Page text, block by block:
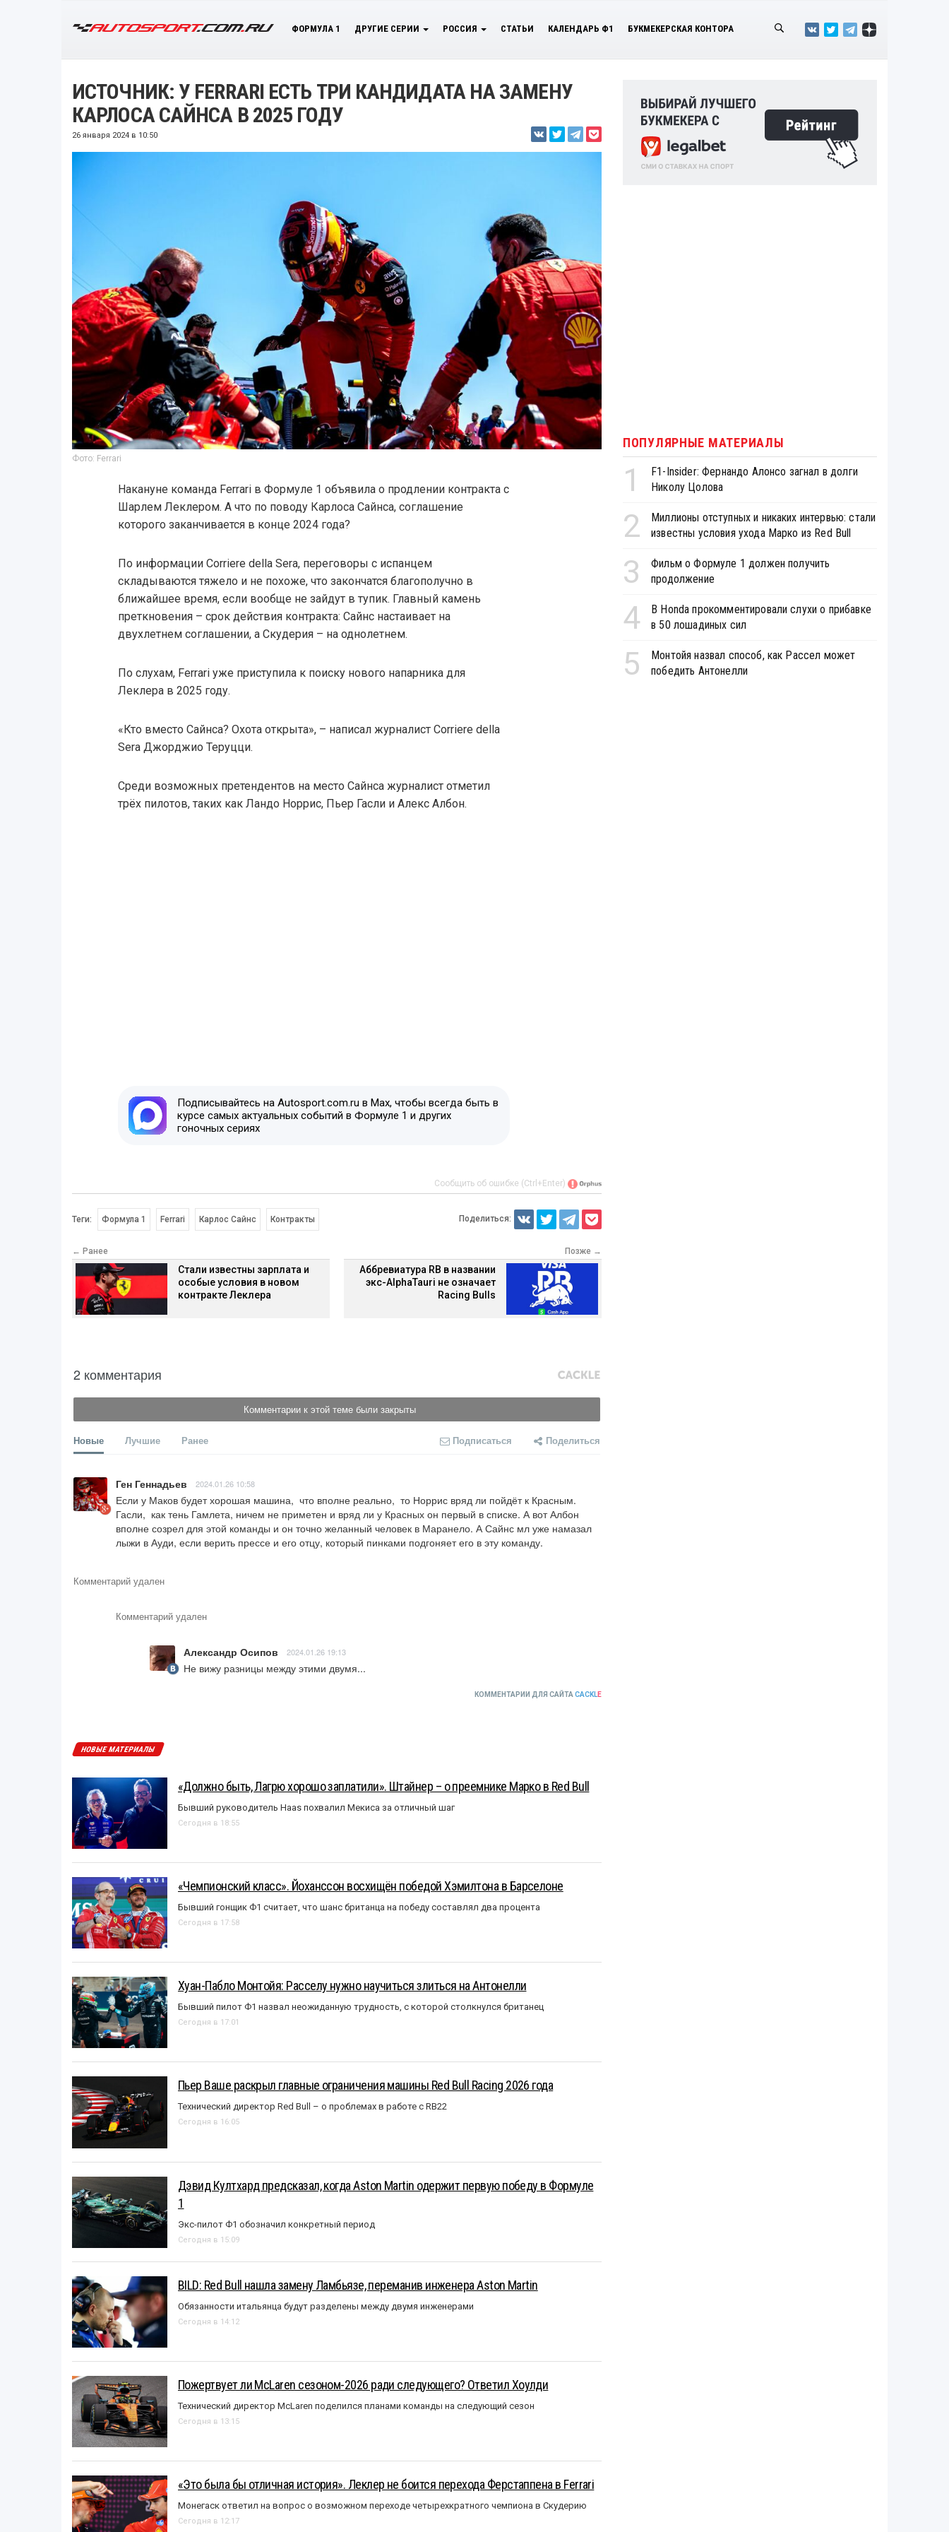
ФОРМУЛА 1 ДРУГИЕ СЕРИИ РОССИЯ СТАТЬИ КАЛЕНДАРЬ Ф1 БУКМЕКЕРСКАЯ КОНТОРА
ИСТОЧНИК: У FERRARI ЕСТЬ ТРИ КАНДИДАТА НА ЗАМЕНУ
КАРЛОСА САЙНСА В 2025 ГОДУ
26 января 2024 в 10:50
Фото: Ferrari
Накануне команда Ferrari в Формуле 1 объявила о продлении контракта с
Шарлем Леклером. А что по поводу Карлоса Сайнса, соглашение
которого заканчивается в конце 2024 года?
По информации Corriere della Sera, переговоры с испанцем
складываются тяжело и не похоже, что закончатся благополучно в
ближайшее время, если вообще не зайдут в тупик. Главный камень
преткновения – срок действия контракта: Сайнс настаивает на
двухлетнем соглашении, а Скудерия – на однолетнем.
По слухам, Ferrari уже приступила к поиску нового напарника для
Леклера в 2025 году.
«Кто вместо Сайнса? Охота открыта», – написал журналист Corriere della
Sera Джорджио Теруцци.
Среди возможных претендентов на место Сайнса журналист отметил
трёх пилотов, таких как Ландо Норрис, Пьер Гасли и Алекс Албон.
Подписывайтесь на Autosport.com.ru в Max, чтобы всегда быть в
курсе самых актуальных событий в Формуле 1 и других
гоночных сериях
Сообщить об ошибке (Ctrl+Enter)
Теги: Формула 1 Ferrari Карлос Сайнс Контракты Поделиться:
← Ранее
Стали известны зарплата и
особые условия в новом
контракте Леклера
Позже →
Аббревиатура RB в названии
экс-AlphaTauri не означает
Racing Bulls
2 комментария
Комментарии к этой теме были закрыты
Новые Лучшие Ранее Подписаться Поделиться
Ген Геннадьев 2024.01.26 10:58
Если у Маков будет хорошая машина,  что вполне реально,  то Норрис вряд ли пойдёт к Красным.
Гасли,  как тень Гамлета, ничем не приметен и вряд ли у Красных он первый в списке. А вот Албон
вполне созрел для этой команды и он точно желанный человек в Маранело. А Сайнс мл уже намазал
лыжи в Ауди, если верить прессе и его отцу, который пинками подгоняет его в эту команду.
Комментарий удален
Комментарий удален
Александр Осипов 2024.01.26 19:13
Не вижу разницы между этими двумя...
КОММЕНТАРИИ ДЛЯ САЙТА CACKLE
НОВЫЕ МАТЕРИАЛЫ
«Должно быть, Лагрю хорошо заплатили». Штайнер – о преемнике Марко в Red Bull
Бывший руководитель Haas похвалил Мекиса за отличный шаг
Сегодня в 18:55
«Чемпионский класс». Йоханссон восхищён победой Хэмилтона в Барселоне
Бывший гонщик Ф1 считает, что шанс британца на победу составлял два процента
Сегодня в 17:58
Хуан-Пабло Монтойя: Расселу нужно научиться злиться на Антонелли
Бывший пилот Ф1 назвал неожиданную трудность, с которой столкнулся британец
Сегодня в 17:01
Пьер Ваше раскрыл главные ограничения машины Red Bull Racing 2026 года
Технический директор Red Bull – о проблемах в работе с RB22
Сегодня в 16:05
Дэвид Култхард предсказал, когда Aston Martin одержит первую победу в Формуле
1
Экс-пилот Ф1 обозначил конкретный период
Сегодня в 15:09
BILD: Red Bull нашла замену Ламбьязе, переманив инженера Aston Martin
Обязанности итальянца будут разделены между двумя инженерами
Сегодня в 14:12
Пожертвует ли McLaren сезоном-2026 ради следующего? Ответил Хоулди
Технический директор McLaren поделился планами команды на следующий сезон
Сегодня в 13:15
«Это была бы отличная история». Леклер не боится перехода Ферстаппена в Ferrari
Монегаск ответил на вопрос о возможном переходе четырехкратного чемпиона в Скудерию
Сегодня в 12:17
ПОПУЛЯРНЫЕ МАТЕРИАЛЫ
1
F1-Insider: Фернандо Алонсо загнал в долги
Николу Цолова
2
Миллионы отступных и никаких интервью: стали
известны условия ухода Марко из Red Bull
3
Фильм о Формуле 1 должен получить
продолжение
4
В Honda прокомментировали слухи о прибавке
в 50 лошадиных сил
5
Монтойя назвал способ, как Рассел может
победить Антонелли